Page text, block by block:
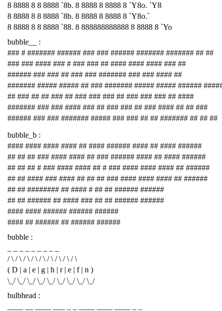
8 8888 8 8 8888 `8b. 8 8888 8 8888 8 `Y8o. `Y8
8 8888 8 8 8888 `8b. 8 8888 8 8888 8 `Y8o.`
8 8888 8 8 8888 `88. 8 888888888888 8 8888 8 `Yo
bubble__ :
### # ####### ###### ### ### ###### ####### ####### ## ##
### ### #### ### # ### ### ## #### #### #### ### ##
###### ### ### ## ### ### ####### ### ### #### ##
####### ##### ##### ## ### ####### ##### ##### ######
## ### ## ## ### ## ### ### ### ## ### ### ### ## ####
####### ### ### #### ### ## ### ### ## ### #### ## ## ###
###### ### ### ####### ##### ### ### ## ## ####### ## ## ##
bubble_b :
#### #### #### #### ## #### ###### #### ## #### ######
## ## ## ### #### #### ## ### ###### #### ## #### ######
## ## ## # ### #### #### ## # ### #### #### #### ## ######
## ## #### ### #### ## ## ## ### #### #### #### ## ######
## ## ######## ## #### # ## ## ###### ######
## ## ###### ## #### ### ## ## ###### ######
#### #### ###### ###### ######
#### ## ###### ## ###### ######
bubble :
/ \ / \ / \ / \ / \ / \ / \ / \ / \
( D | a | e | g | h | r | e | f | n )
\_/ \_/ \_/ \_/ \_/ \_/ \_/ \_/ \_/
bulbhead :